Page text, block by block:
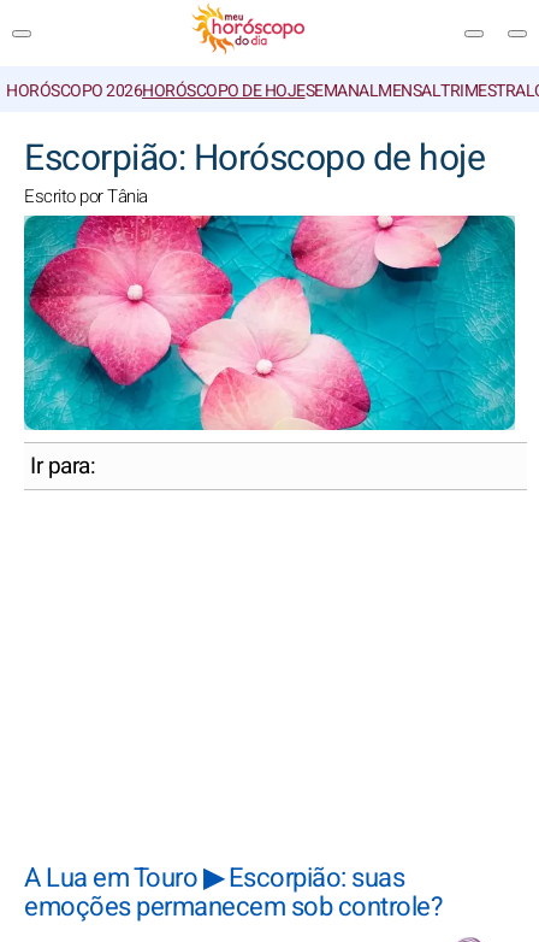
HORÓSCOPO 2026HORÓSCOPO DE HOJESEMANALMENSALTRIMESTRAL
Escorpião: Horóscopo de hoje
Escrito por Tânia
Ir para:
A Lua em Touro ▶ Escorpião: suas
emoções permanecem sob controle?